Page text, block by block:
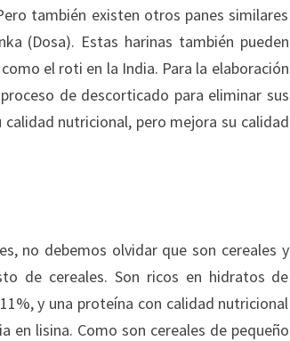
también existen otros panes similares
(Dosa). Estas harinas también pueden
el roti en la India. Para la elaboración
de descorticado para eliminar sus
nutricional, pero mejora su calidad
no debemos olvidar que son cereales y
de cereales. Son ricos en hidratos de
y una proteína con calidad nutricional
lisina. Como son cereales de pequeño